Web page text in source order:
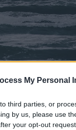
My Personal
third parties, or
by us, please use
your opt-out
y cuando se